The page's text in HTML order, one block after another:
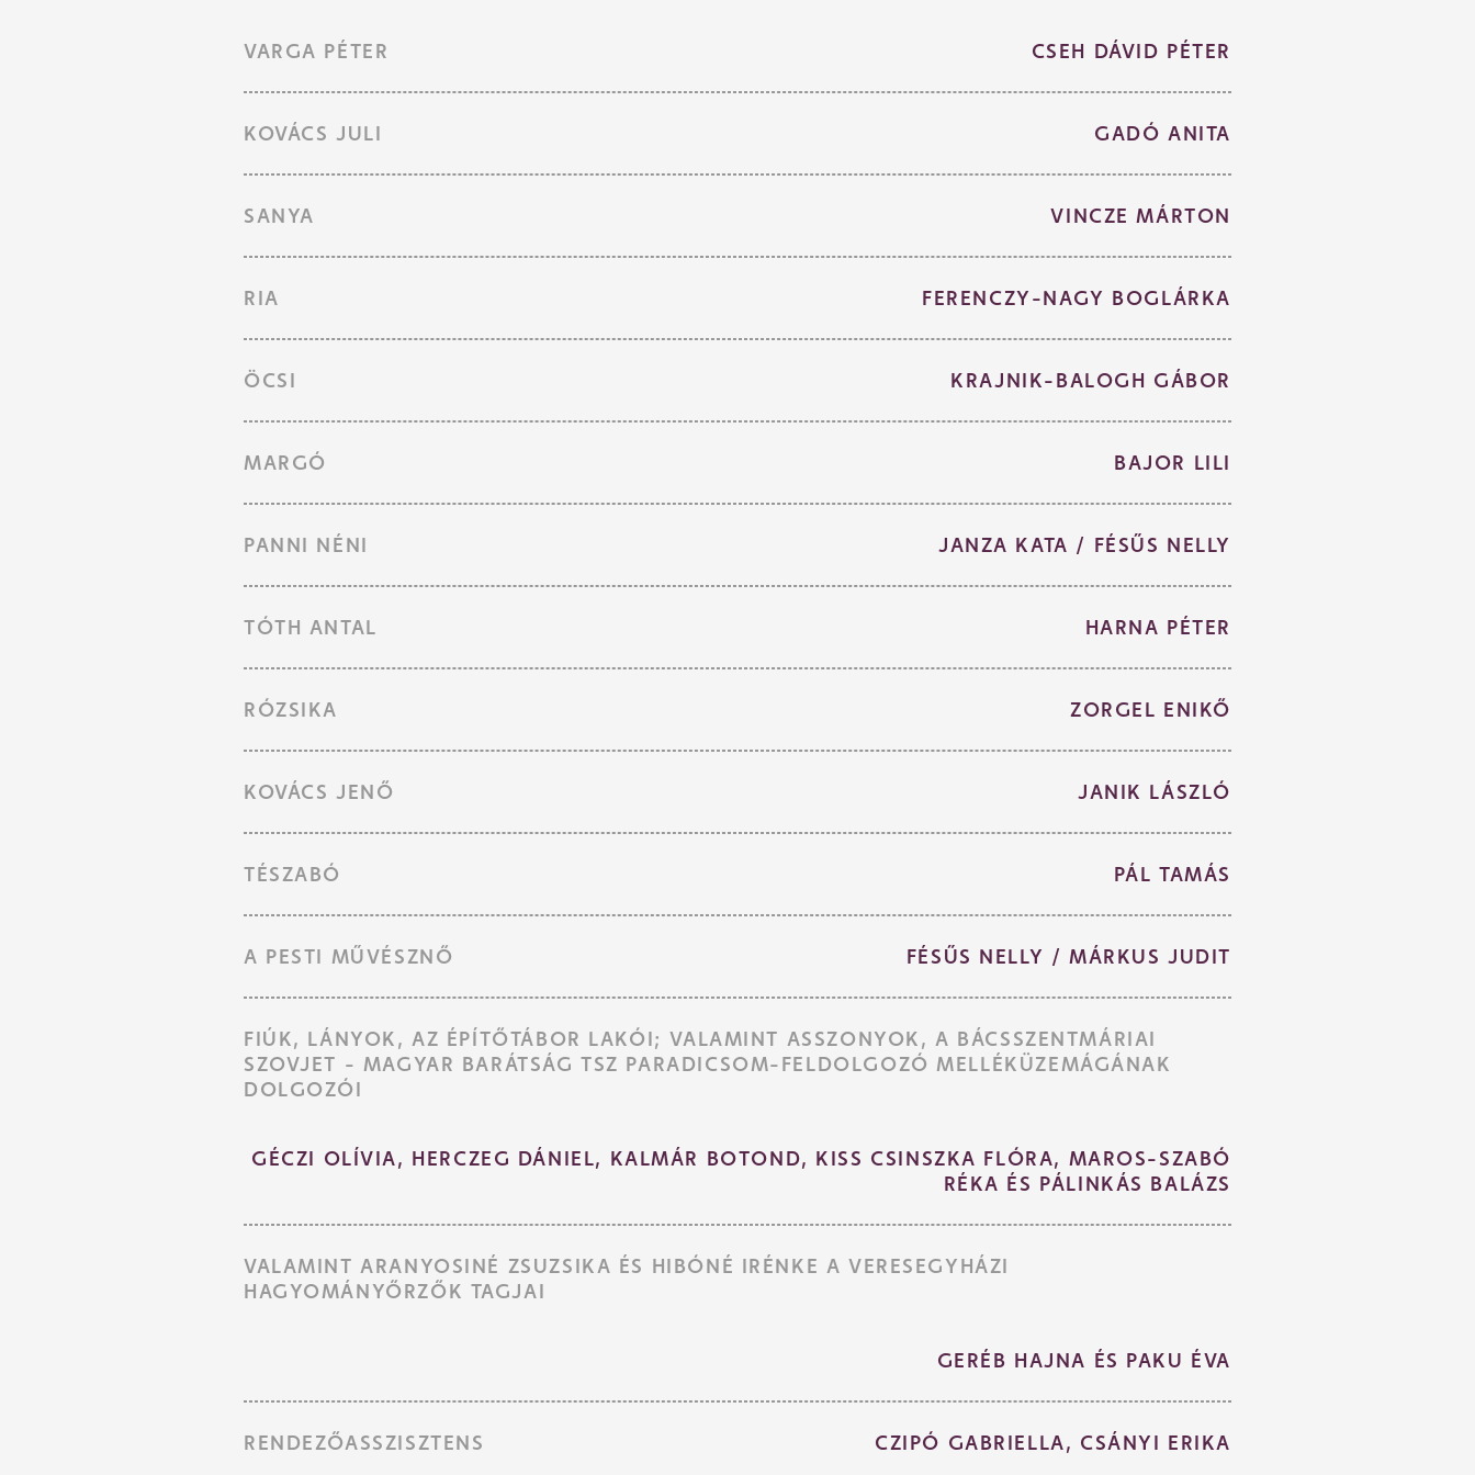
VARGA PÉTER CSEH DÁVID PÉTER
KOVÁCS JULI GADÓ ANITA
SANYA VINCZE MÁRTON
RIA FERENCZY-NAGY BOGLÁRKA
ÖCSI KRAJNIK-BALOGH GÁBOR
MARGÓ BAJOR LILI
PANNI NÉNI JANZA KATA / FÉSŰS NELLY
TÓTH ANTAL HARNA PÉTER
RÓZSIKA ZORGEL ENIKŐ
KOVÁCS JENŐ JANIK LÁSZLÓ
TÉSZABÓ PÁL TAMÁS
A PESTI MŰVÉSZNŐ FÉSŰS NELLY / MÁRKUS JUDIT
FIÚK, LÁNYOK, AZ ÉPÍTŐTÁBOR LAKÓI; VALAMINT ASSZONYOK, A BÁCSSZENTMÁRIAI
SZOVJET - MAGYAR BARÁTSÁG TSZ PARADICSOM-FELDOLGOZÓ MELLÉKÜZEMÁGÁNAK
DOLGOZÓI
GÉCZI OLÍVIA, HERCZEG DÁNIEL, KALMÁR BOTOND, KISS CSINSZKA FLÓRA, MAROS-SZABÓ
RÉKA ÉS PÁLINKÁS BALÁZS
VALAMINT ARANYOSINÉ ZSUZSIKA ÉS HIBÓNÉ IRÉNKE A VERESEGYHÁZI
HAGYOMÁNYŐRZŐK TAGJAI
GERÉB HAJNA ÉS PAKU ÉVA
RENDEZŐASSZISZTENS CZIPÓ GABRIELLA, CSÁNYI ERIKA